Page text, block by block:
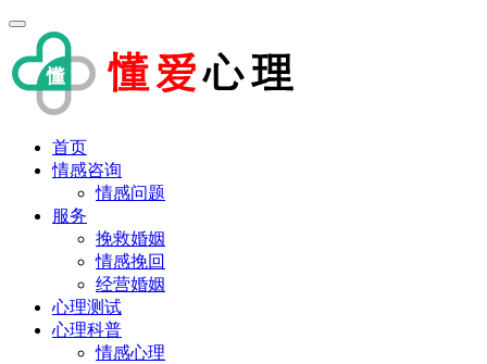
首页
情感咨询
情感问题
服务
挽救婚姻
情感挽回
经营婚姻
心理测试
心理科普
情感心理